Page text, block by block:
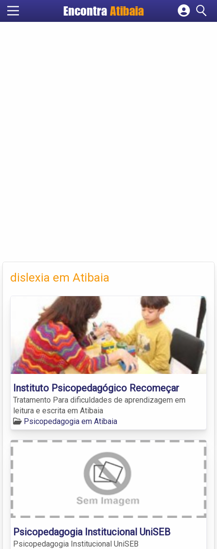
Encontra Atibaia
dislexia em Atibaia
Instituto Psicopedagógico Recomeçar
Tratamento Para dificuldades de aprendizagem em
leitura e escrita em Atibaia
Psicopedagogia em Atibaia
Psicopedagogia Institucional UniSEB
Psicopedagogia Institucional UniSEB